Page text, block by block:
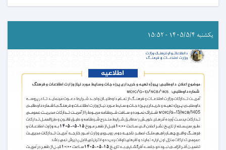
یکشنبه ۱۴۰۵/۵/۴ - ۱۵:۵۲